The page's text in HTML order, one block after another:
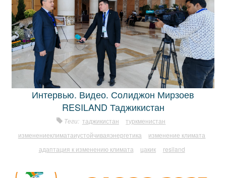
Интервью. Видео. Солиджон Мирзоев
RESILAND Таджикистан
Теги: таджикистан
туркменистан
изменениеклиматаиустойчиваяэнергетика
изменение климата
адаптация к изменению климата
цакик resiland